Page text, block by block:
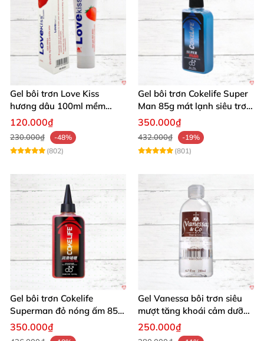
Gel bôi trơn Love Kiss
hương dâu 100ml mềm
mượt an toàn thơm
120.000₫
230.000₫
-48%
(802)
Gel bôi trơn Cokelife Super
Man 85g mát lạnh siêu trơn
an toàn
350.000₫
432.000₫
-19%
(801)
Gel bôi trơn Cokelife
Superman đỏ nóng ấm 85g
giảm đau rát
350.000₫
Gel Vanessa bôi trơn siêu
mượt tăng khoái cảm dưỡng
ẩm 200ml
250.000₫